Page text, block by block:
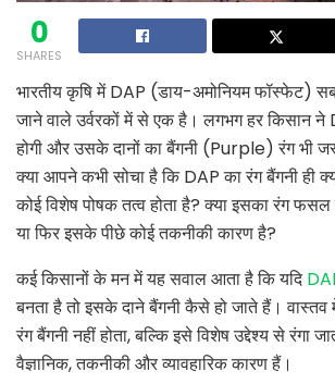
0
SHARES
भारतीय कृषि में DAP (डाय-अमोनियम फॉस्फेट)
जाने वाले उर्वरकों में से एक है। लगभग हर किसान ने
होगी और उसके दानों का बैंगनी (Purple) रंग भी
क्या आपने कभी सोचा है कि DAP का रंग बैंगनी ही
कोई विशेष पोषक तत्व होता है? क्या इसका रंग
या फिर इसके पीछे कोई तकनीकी कारण है?
कई किसानों के मन में यह सवाल आता है कि यदि
बनता है तो इसके दाने बैंगनी कैसे हो जाते हैं।
रंग बैंगनी नहीं होता, बल्कि इसे विशेष उद्देश्य से रंगा
वैज्ञानिक, तकनीकी और व्यावहारिक कारण हैं।